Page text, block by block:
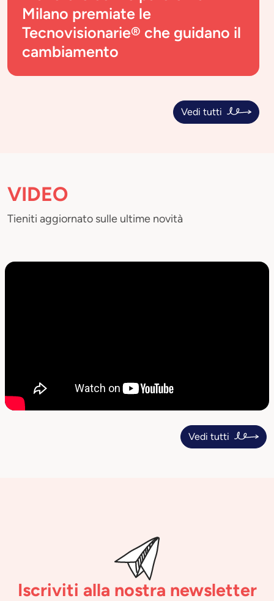
Milano premiate le
Tecnovisionarie® che guidano il
cambiamento
Vedi tutti
VIDEO
Tieniti aggiornato sulle ultime novità
Vedi tutti
Iscriviti alla nostra newsletter